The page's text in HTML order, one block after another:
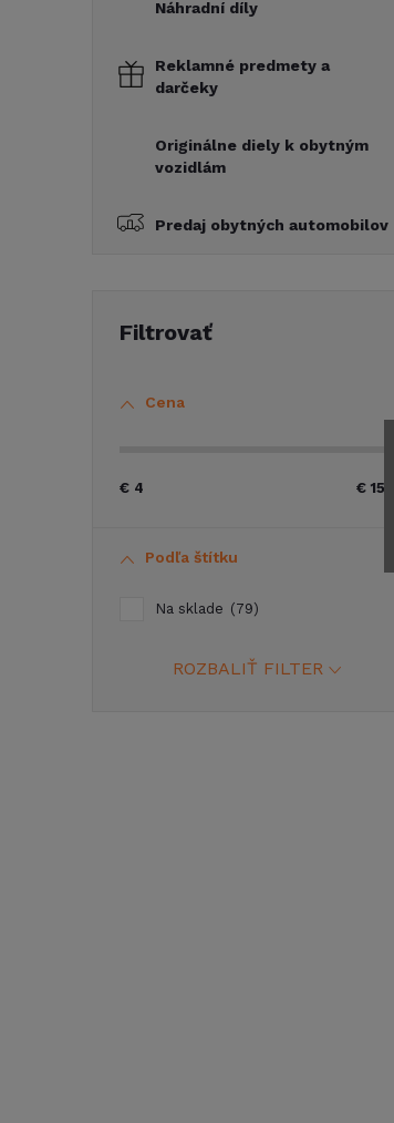
Náhradní díly
Reklamné predmety a
darčeky
Originálne diely k obytným
vozidlám
Predaj obytných automobilov
Cena
€ 4 € 158
Podľa štítku
Na sklade 79
ROZBALIŤ FILTER